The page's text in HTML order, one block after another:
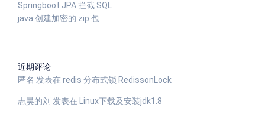
Springboot JPA 拦截 SQL
java 创建加密的 zip 包
近期评论
匿名 发表在 redis 分布式锁 RedissonLock
志昊的刘 发表在 Linux下载及安装jdk1.8